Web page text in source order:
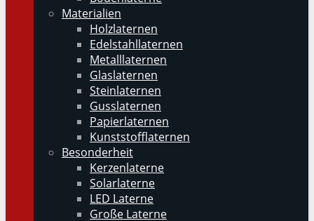
Materialien
Holzlaternen
Edelstahllaternen
Metalllaternen
Glaslaternen
Steinlaternen
Gusslaternen
Papierlaternen
Kunststofflaternen
Besonderheit
Kerzenlaterne
Solarlaterne
LED Laterne
Große Laterne